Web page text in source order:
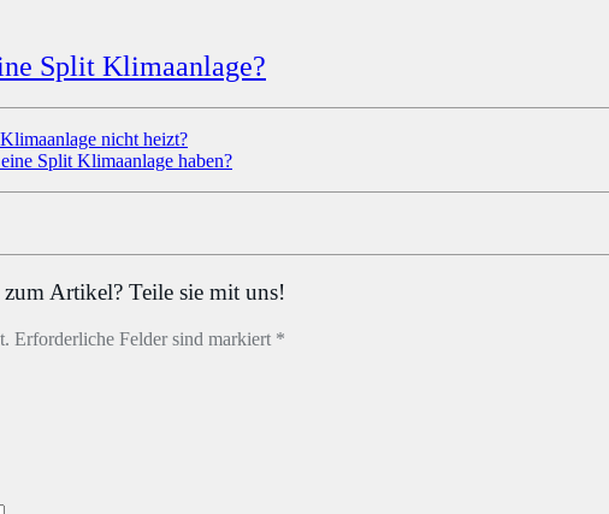
Split Klimaanlage?
nicht heizt?
Split Klimaanlage haben?
Artikel? Teile sie mit uns!
Erforderliche Felder sind markiert *